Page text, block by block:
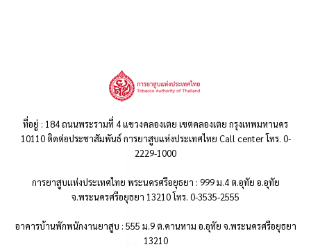
ที่อยู่ : 184 ถนนพระรามที่ 4 แขวงคลองเตย เขตคลองเตย กรุงเทพมหานคร
10110 ติดต่อประชาสัมพันธ์ การยาสูบแห่งประเทศไทย Call center โทร. 0-
2229-1000
การยาสูบแห่งประเทศไทย พระนครศรีอยุธยา : 999 ม.4 ต.อุทัย อ.อุทัย
จ.พระนครศรีอยุธยา 13210 โทร. 0-3535-2555
อาคารบ้านพักพนักงานยาสูบ : 555 ม.9 ต.คานหาม อ.อุทัย จ.พระนครศรีอยุธยา
13210